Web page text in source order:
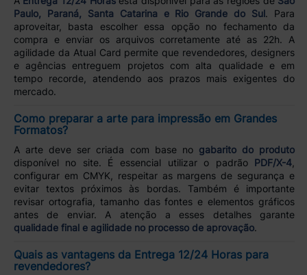
Paulo, Paraná, Santa Catarina e Rio Grande do Sul. Para
aproveitar, basta escolher essa opção no fechamento da
compra e enviar os arquivos corretamente até as 22h. A
agilidade da Atual Card permite que revendedores, designers
e agências entreguem projetos com alta qualidade e em
tempo recorde, atendendo aos prazos mais exigentes do
mercado.
Como preparar a arte para impressão em Grandes
Formatos?
A arte deve ser criada com base no gabarito do produto
disponível no site. É essencial utilizar o padrão PDF/X-4
configurar em CMYK, respeitar as margens de segurança e
evitar textos próximos às bordas. Também é importante
revisar ortografia, tamanho das fontes e elementos gráficos
antes de enviar. A atenção a esses detalhes garante
qualidade final e agilidade no processo de aprovação.
Quais as vantagens da Entrega 12/24 Horas para
revendedores?